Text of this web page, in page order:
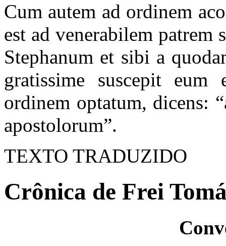
Cum autem ad ordinem
est ad venerabilem patrem
Stephanum et sibi a
gratissime suscepit
ordinem optatum, dicens:
apostolorum”.
TEXTO TRADUZIDO
Crônica de Frei